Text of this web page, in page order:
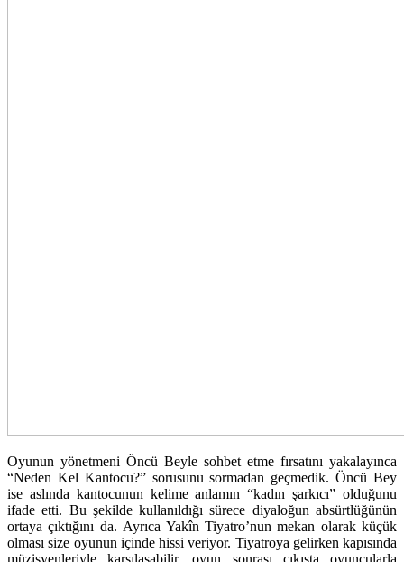
Oyunun yönetmeni Öncü Beyle sohbet etme fırsatını yakalayınca
“Neden Kel Kantocu?” sorusunu sormadan geçmedik. Öncü Bey
ise aslında kantocunun kelime anlamın “kadın şarkıcı” olduğunu
ifade etti. Bu şekilde kullanıldığı sürece diyaloğun absürtlüğünün
ortaya çıktığını da. Ayrıca Yakîn Tiyatro’nun mekan olarak küçük
olması size oyunun içinde hissi veriyor. Tiyatroya gelirken kapısında